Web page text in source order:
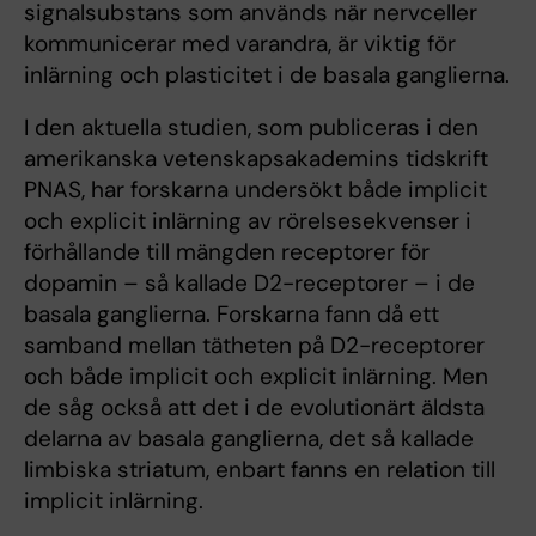
signalsubstans som används när nervceller
kommunicerar med varandra, är viktig för
inlärning och plasticitet i de basala ganglierna.
I den aktuella studien, som publiceras i den
amerikanska vetenskapsakademins tidskrift
PNAS, har forskarna undersökt både implicit
och explicit inlärning av rörelsesekvenser i
förhållande till mängden receptorer för
dopamin – så kallade D2-receptorer – i de
basala ganglierna. Forskarna fann då ett
samband mellan tätheten på D2-receptorer
och både implicit och explicit inlärning. Men
de såg också att det i de evolutionärt äldsta
delarna av basala ganglierna, det så kallade
limbiska striatum, enbart fanns en relation till
implicit inlärning.